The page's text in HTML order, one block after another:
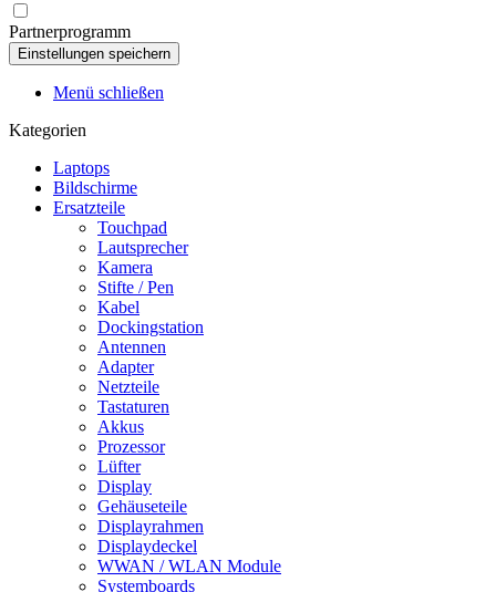
Partnerprogramm
Menü schließen
Kategorien
Laptops
Bildschirme
Ersatzteile
Touchpad
Lautsprecher
Kamera
Stifte / Pen
Kabel
Dockingstation
Antennen
Adapter
Netzteile
Tastaturen
Akkus
Prozessor
Lüfter
Display
Gehäuseteile
Displayrahmen
Displaydeckel
WWAN / WLAN Module
Systemboards